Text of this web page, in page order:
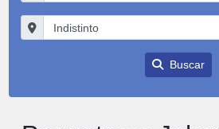
Buscar